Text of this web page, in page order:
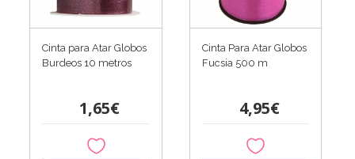
Cinta para Atar Globos
Burdeos 10 metros
1,65€
Cinta Para Atar Globos
Fucsia 500 m
4,95€